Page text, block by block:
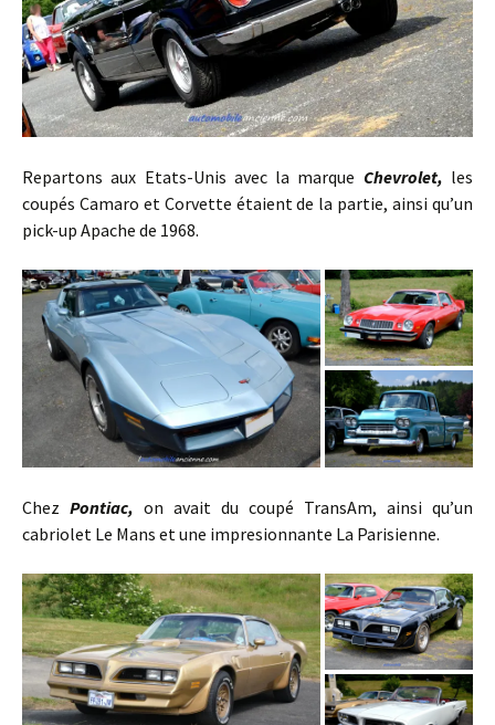
Repartons aux Etats-Unis avec la marque Chevrolet, les
coupés Camaro et Corvette étaient de la partie, ainsi qu’un
pick-up Apache de 1968.
Chez Pontiac, on avait du coupé TransAm, ainsi qu’un
cabriolet Le Mans et une impresionnante La Parisienne.